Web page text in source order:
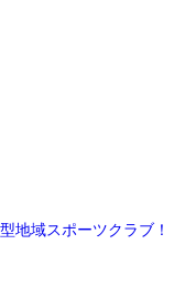
地域スポーツクラブ！